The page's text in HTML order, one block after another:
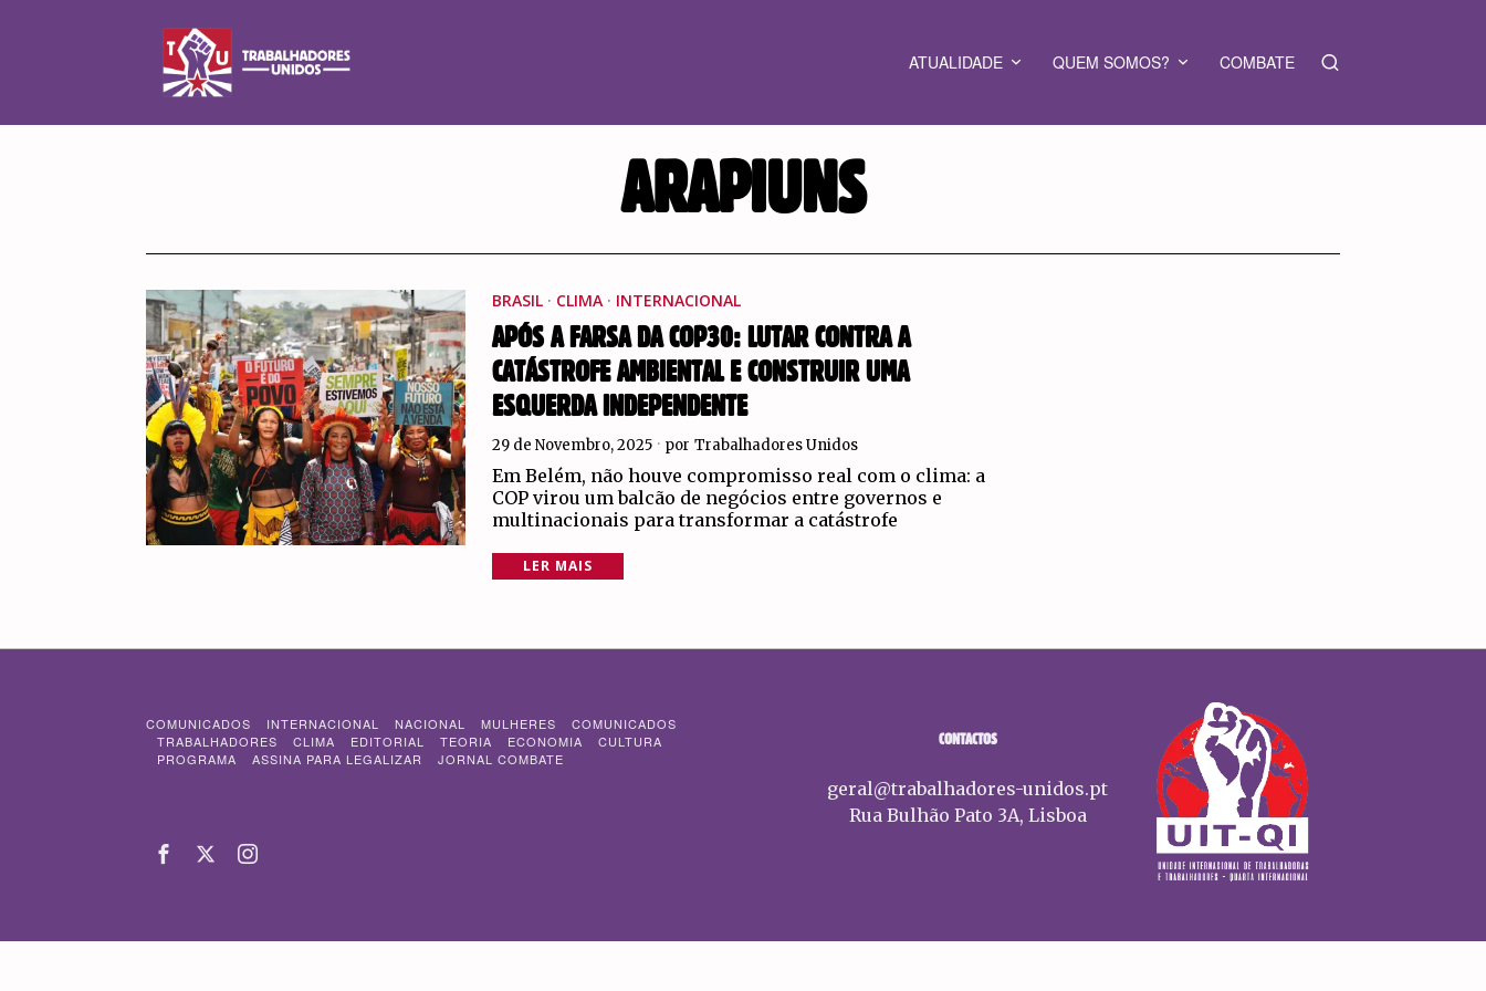
ATUALIDADE QUEM SOMOS? COMBATE
ARAPIUNS
BRASIL · CLIMA · INTERNACIONAL
APÓS A FARSA DA COP30: LUTAR CONTRA A
CATÁSTROFE AMBIENTAL E CONSTRUIR UMA
ESQUERDA INDEPENDENTE
29 de Novembro, 2025 por Trabalhadores Unidos
Em Belém, não houve compromisso real com o clima: a
COP virou um balcão de negócios entre governos e
multinacionais para transformar a catástrofe
LER MAIS
COMUNICADOS INTERNACIONAL NACIONAL MULHERES
COMUNICADOS
TRABALHADORES
CLIMA EDITORIAL TEORIA ECONOMIA
CULTURA
PROGRAMA
ASSINA PARA LEGALIZAR JORNAL COMBATE
CONTACTOS
geral@trabalhadores-unidos.pt
Rua Bulhão Pato 3A, Lisboa